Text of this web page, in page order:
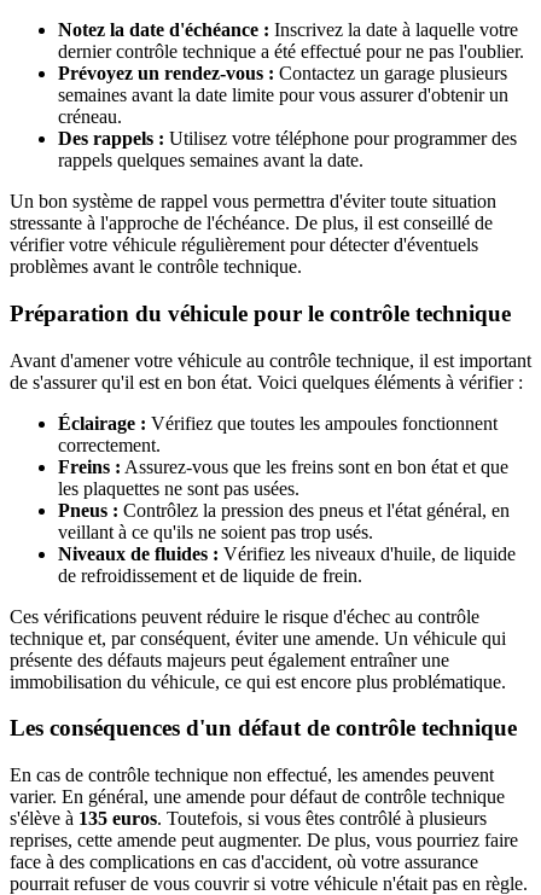
Notez la date d'échéance : Inscrivez la date à laquelle votre
dernier contrôle technique a été effectué pour ne pas l'oublier.
Prévoyez un rendez-vous : Contactez un garage plusieurs
semaines avant la date limite pour vous assurer d'obtenir un
créneau.
Des rappels : Utilisez votre téléphone pour programmer des
rappels quelques semaines avant la date.
Un bon système de rappel vous permettra d'éviter toute situation
stressante à l'approche de l'échéance. De plus, il est conseillé de
vérifier votre véhicule régulièrement pour détecter d'éventuels
problèmes avant le contrôle technique.
Préparation du véhicule pour le contrôle technique
Avant d'amener votre véhicule au contrôle technique, il est important
de s'assurer qu'il est en bon état. Voici quelques éléments à vérifier :
Éclairage : Vérifiez que toutes les ampoules fonctionnent
correctement.
Freins : Assurez-vous que les freins sont en bon état et que
les plaquettes ne sont pas usées.
Pneus : Contrôlez la pression des pneus et l'état général, en
veillant à ce qu'ils ne soient pas trop usés.
Niveaux de fluides : Vérifiez les niveaux d'huile, de liquide
de refroidissement et de liquide de frein.
Ces vérifications peuvent réduire le risque d'échec au contrôle
technique et, par conséquent, éviter une amende. Un véhicule qui
présente des défauts majeurs peut également entraîner une
immobilisation du véhicule, ce qui est encore plus problématique.
Les conséquences d'un défaut de contrôle technique
En cas de contrôle technique non effectué, les amendes peuvent
varier. En général, une amende pour défaut de contrôle technique
s'élève à 135 euros. Toutefois, si vous êtes contrôlé à plusieurs
reprises, cette amende peut augmenter. De plus, vous pourriez faire
face à des complications en cas d'accident, où votre assurance
pourrait refuser de vous couvrir si votre véhicule n'était pas en règle.